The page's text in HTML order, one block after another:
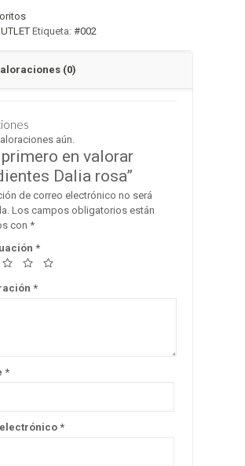
Etiqueta: #002
(0)
aún.
en valorar
Dalia rosa”
de correo electrónico no será
Los campos obligatorios están
con *
*
*
*
*